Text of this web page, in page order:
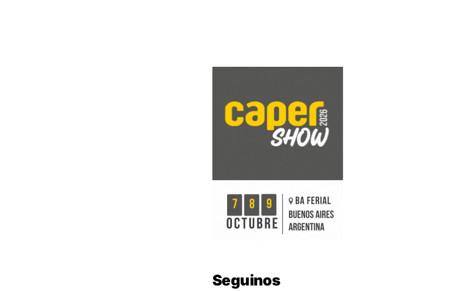
Seguinos